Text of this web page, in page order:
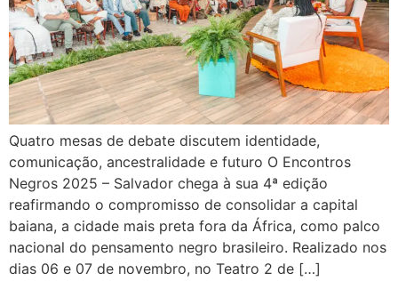
Quatro mesas de debate discutem identidade,
comunicação, ancestralidade e futuro O Encontros
Negros 2025 – Salvador chega à sua 4ª edição
reafirmando o compromisso de consolidar a capital
baiana, a cidade mais preta fora da África, como palco
nacional do pensamento negro brasileiro. Realizado nos
dias 06 e 07 de novembro, no Teatro 2 de […]